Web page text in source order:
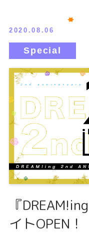
2020.08.06
『
イトOPEN！